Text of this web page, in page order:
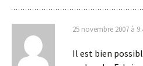
25 novembre 2007 à
Il est bien